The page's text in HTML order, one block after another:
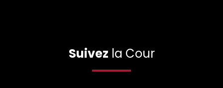
Suivez la Cour